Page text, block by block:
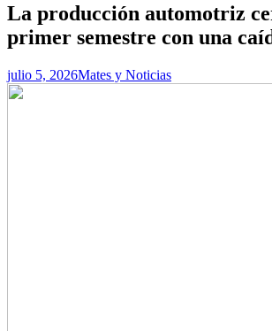
La producción automotriz
primer semestre con una
julio 5, 2026Mates y Noticias